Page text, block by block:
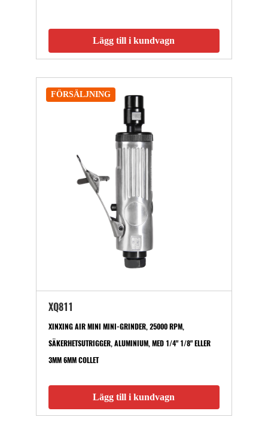
Lägg till i kundvagn
FÖRSÄLJNING
XQ811
XINXING AIR MINI MINI-GRINDER, 25000 RPM,
SÄKERHETSUTRIGGER, ALUMINIUM, MED 1/4" 1/8" ELLER
3MM 6MM COLLET
Lägg till i kundvagn